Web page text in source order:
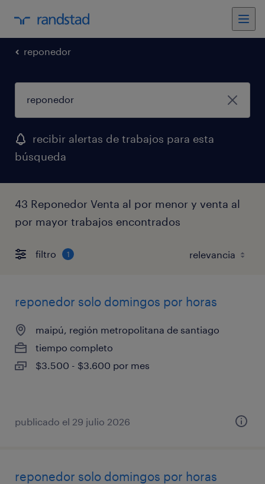
reponedor
recibir alertas de trabajos para esta
búsqueda
43 Reponedor Venta al por menor y venta al
por mayor trabajos encontrados
filtro 1
reponedor solo domingos por horas
maipú, región metropolitana de santiago
tiempo completo
$3.500 - $3.600 por mes
publicado el 29 julio 2026
reponedor solo domingos por horas